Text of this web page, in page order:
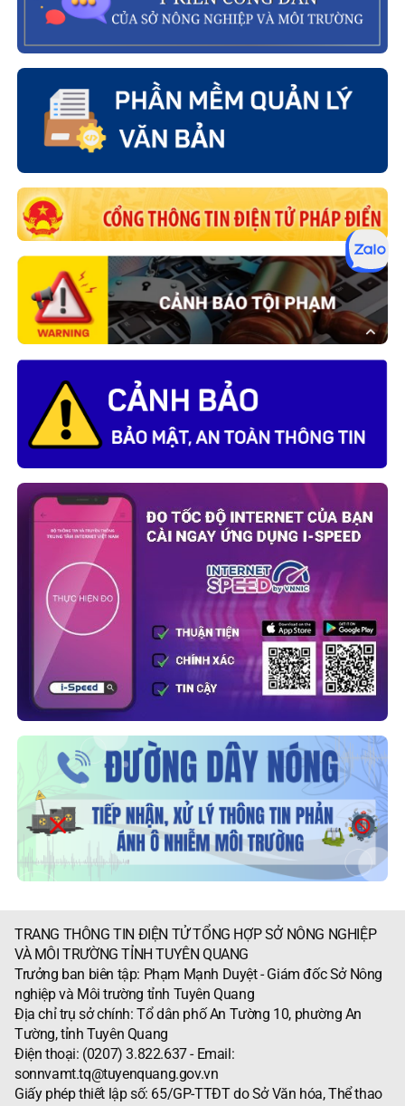
TRANG THÔNG TIN ĐIỆN TỬ TỔNG HỢP SỞ NÔNG NGHIỆP
VÀ MÔI TRƯỜNG TỈNH TUYÊN QUANG
Trưởng ban biên tập: Phạm Mạnh Duyệt - Giám đốc Sở Nông
nghiệp và Môi trường tỉnh Tuyên Quang
Địa chỉ trụ sở chính: Tổ dân phố An Tường 10, phường An
Tường, tỉnh Tuyên Quang
Điện thoại: (0207) 3.822.637 - Email:
sonnvamt.tq@tuyenquang.gov.vn
Giấy phép thiết lập số: 65/GP-TTĐT do Sở Văn hóa, Thể thao